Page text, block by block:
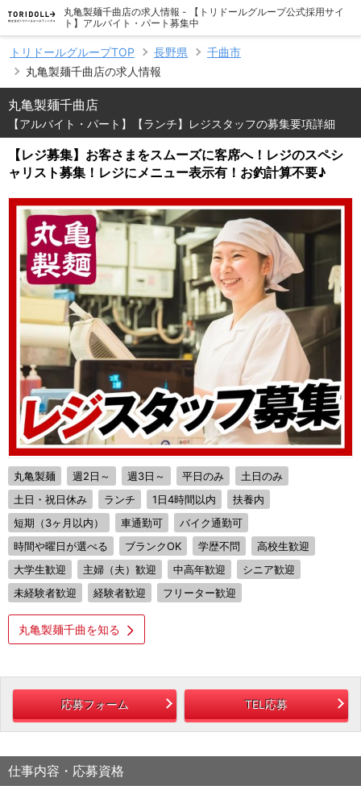
丸亀製麺千曲店の求人情報 - 【トリドールグループ公式採用サイ
ト】アルバイト・パート募集中
トリドールグループTOP 長野県
千曲市
丸亀製麺千曲店の求人情報
丸亀製麺千曲店
【アルバイト・パート】【ランチ】レジスタッフの募集要項詳細
【レジ募集】お客さまをスムーズに客席へ！レジのスペシ
ャリスト募集！レジにメニュー表示有！お釣計算不要♪
丸亀製麺 週2日～ 週3日～ 平日のみ
土日のみ
土日・祝日休み
ランチ 1日4時間以内
扶養内
短期（3ヶ月以内）
車通勤可
バイク通勤可
時間や曜日が選べる
ブランクOK 学歴不問
高校生歓迎
大学生歓迎
主婦（夫）歓迎 中高年歓迎
シニア歓迎
未経験者歓迎
経験者歓迎 フリーター歓迎
丸亀製麺千曲を知る
応募フォーム TEL応募
仕事内容・応募資格